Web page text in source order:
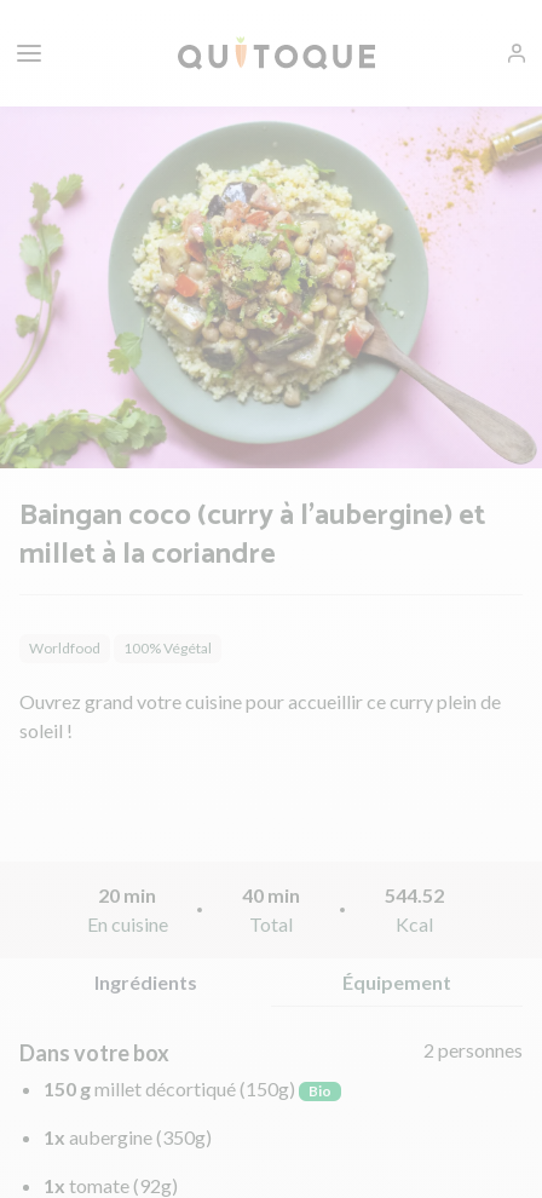
Baingan coco (curry à l'aubergine) et
millet à la coriandre
Worldfood 100% Végétal
Ouvrez grand votre cuisine pour accueillir ce curry plein de
soleil !
20 min
En cuisine
40 min
Total
544.52
Kcal
Ingrédients Équipement
Dans votre box
2 personnes
150 gmillet décortiqué (150g) Bio
1x aubergine (350g)
1x tomate (92g)